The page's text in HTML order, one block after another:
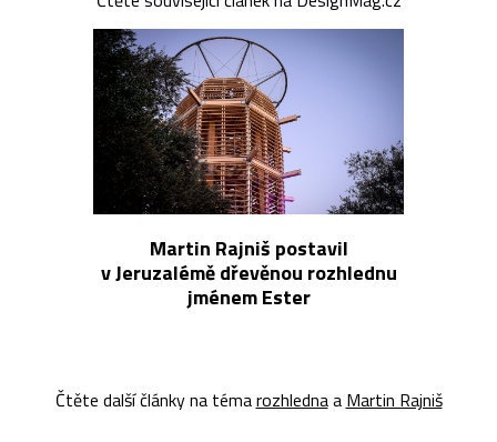
Martin Rajniš postavil
v Jeruzalémě dřevěnou rozhlednu
jménem Ester
Čtěte další články na témarozhlednaa Martin Rajniš